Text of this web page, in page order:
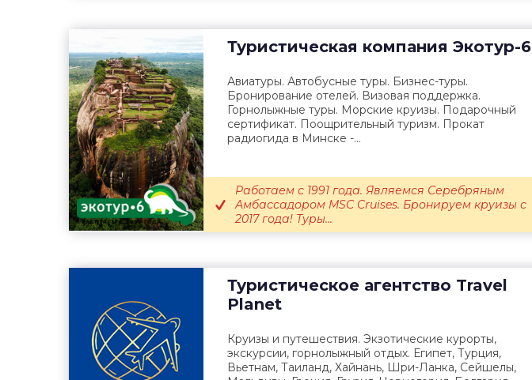
Туристическая компания Экотур-6
Авиатуры. Автобусные туры. Бизнес-туры.
Бронирование отелей. Визовая поддержка.
Горнолыжные туры. Морские круизы. Подарочный
сертификат. Поощрительный туризм. Прокат
радиогида в Минске -...
Работаем с 1991 года. Являемся Серебряным
Амбассадором MSC Cruises. Бронируем круизы с
2017 года! Туры...
Туристическое агентство Travel
Planet
Круизы и путешествия. Экзотические курорты,
экскурсии, горнолыжный отдых. Египет, Турция,
Вьетнам, Таиланд, Хайнань, Шри-Ланка, Сейшелы,